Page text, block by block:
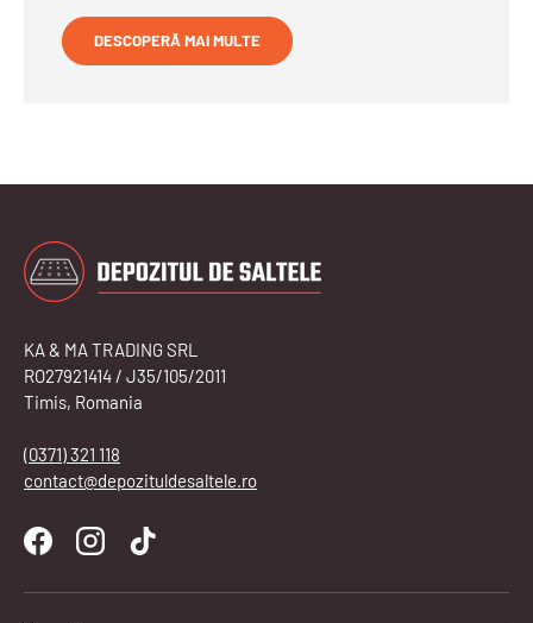
DESCOPERĂ MAI MULTE
KA & MA TRADING SRL
RO27921414 / J35/105/2011
Timis, Romania
(0371) 321 118
contact@depozituldesaltele.ro
FacebookInstagramTikTok